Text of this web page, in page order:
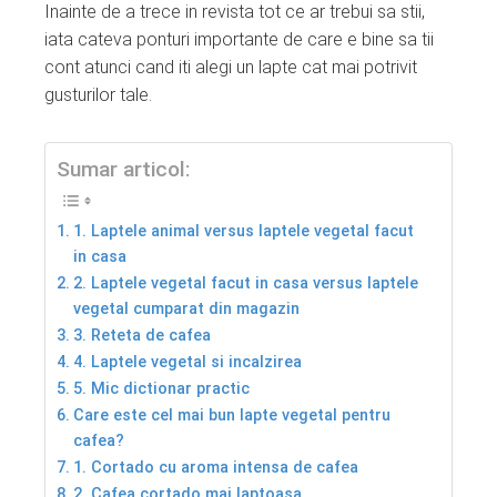
Inainte de a trece in revista tot ce ar trebui sa stii,
iata cateva ponturi importante de care e bine sa tii
cont atunci cand iti alegi un lapte cat mai potrivit
gusturilor tale.
Sumar articol:
1. Laptele animal versus laptele vegetal facut
in casa
2. Laptele vegetal facut in casa versus laptele
vegetal cumparat din magazin
3. Reteta de cafea
4. Laptele vegetal si incalzirea
5. Mic dictionar practic
Care este cel mai bun lapte vegetal pentru
cafea?
1. Cortado cu aroma intensa de cafea